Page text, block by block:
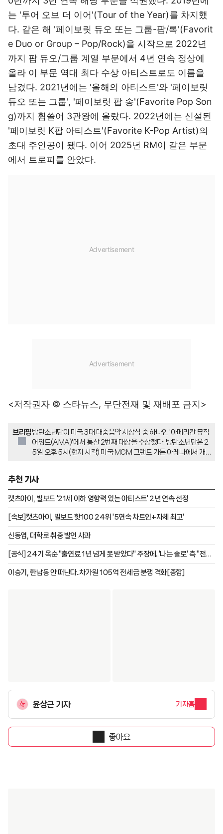
는 '투어 오브 더 이어'(Tour of the Year)를 차지했
다. 같은 해 '페이보릿 듀오 또는 그룹-팝/록'(Favorit
e Duo or Group – Pop/Rock)을 시작으로 2022년
까지 팝 듀오/그룹 계열 부문에서 4년 연속 정상에
올라 이 부문 역대 최다 수상 아티스트로도 이름을
남겼다. 2021년에는 '올해의 아티스트'와 '페이보릿
듀오 또는 그룹', '페이보릿 팝 송'(Favorite Pop Son
g)까지 휩쓸어 3관왕에 올랐다. 2022년에는 신설된
'페이보릿 K팝 아티스트'(Favorite K-Pop Artist)의
초대 주인공이 됐다. 이어 2025년 RM이 같은 부문
에서 트로피를 안았다.
<저작권자 © 스타뉴스, 무단전재 및 재배포 금지>
브리핑방탄소년단이 미국 3대 대중음악 시상식 중 하나인 '아메리칸 뮤직
어워드(AMA)'에서 통산 2번째 대상을 수상했다. 방탄소년단은 2
5일 오후 5시(현지 시각) 미국 MGM 그랜드 가든 아레나에서 개
머'까지 총 3개 부문 후보에 올라 'SWIM'으로 '송 오브 더 서머' 타
이틀도 차지했다.
추천 기사
캣츠아이, 빌보드 '21세 이하 영향력 있는 아티스트' 2년 연속 선정
[속보]캣츠아이, 빌보드 핫100 24위 '5연속 차트인+자체 최고'
신동엽, 대학로 취중 발언 사과
[공식] 24기 옥순 "출연료 1년 넘게 못 받았다" 주장에..'나는 솔로' 측 "전액
지급 완료"
이승기, 한남동 안 떠난다..차가원 105억 전세금 분쟁 격화[종합]
윤상근 기자 기자홈
좋아요